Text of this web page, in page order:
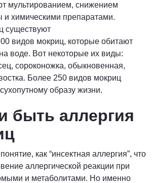
мультированием, снижением
и химическими препаратами.
существуют
видов мокриц, которые обитают
воде. Вот некоторые их виды:
сороконожка, обыкновенная,
Более 250 видов мокриц
образу жизни.
быть аллергия
как “инсектная аллергия”, что
аллергической реакции при
и метаболитами. Но именно